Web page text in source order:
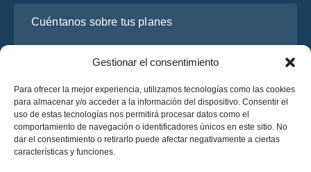
Gestionar el consentimiento
Para ofrecer la mejor experiencia, utilizamos tecnologías como las cookies
para almacenar y/o acceder a la información del dispositivo. Consentir el
uso de estas tecnologías nos permitirá procesar datos como el
comportamiento de navegación o identificadores únicos en este sitio. No
dar el consentimiento o retirarlo puede afectar negativamente a ciertas
características y funciones.
He leído y acepto la